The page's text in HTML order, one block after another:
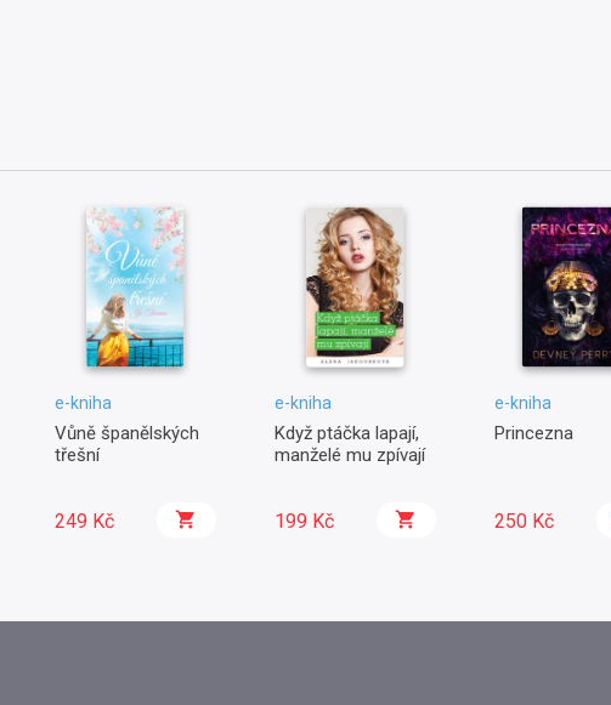
e-kniha
Vůně španělských
třešní
249 Kč
e-kniha
Když ptáčka lapají,
manželé mu zpívají
199 Kč
e-kniha
Princezna
250 Kč